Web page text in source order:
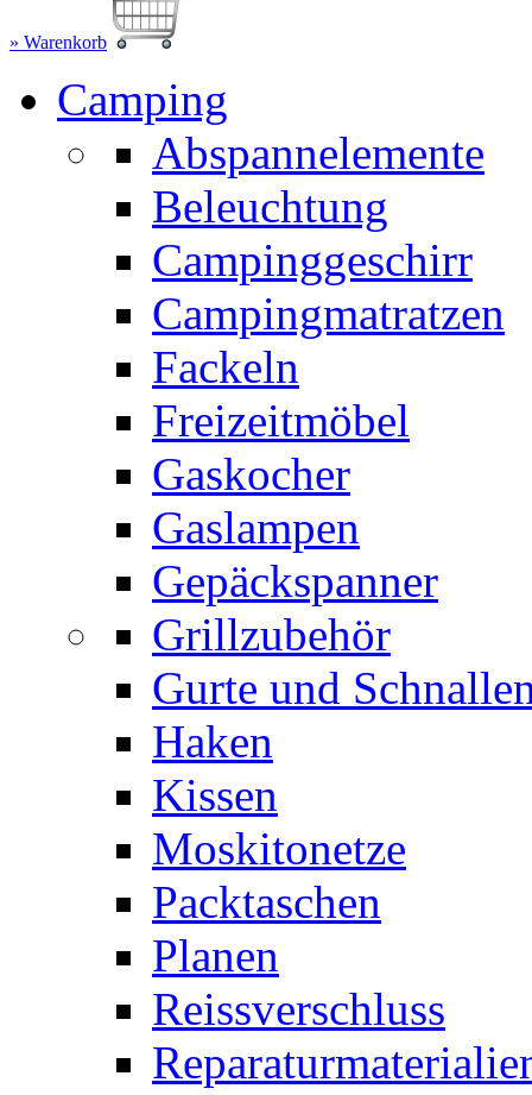
» Warenkorb
Camping
Abspannelemente
Beleuchtung
Campinggeschirr
Campingmatratzen
Fackeln
Freizeitmöbel
Gaskocher
Gaslampen
Gepäckspanner
Grillzubehör
Gurte und
Haken
Kissen
Moskitonetze
Packtaschen
Planen
Reissverschluss